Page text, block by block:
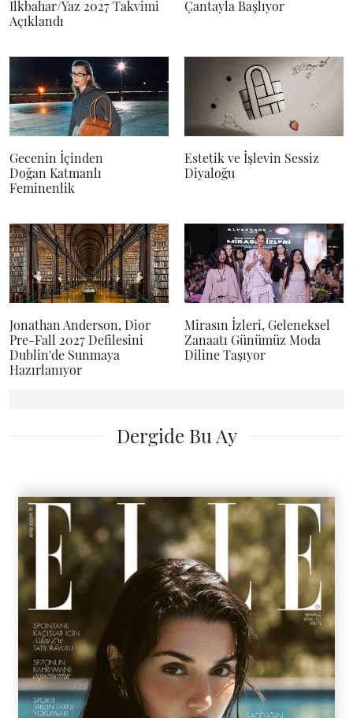
İlkbahar/Yaz 2027 Takvimi
Açıklandı
Çantayla Başlıyor
Gecenin İçinden
Doğan Katmanlı
Feminenlik
Estetik ve İşlevin Sessiz
Diyaloğu
Jonathan Anderson, Dior
Pre-Fall 2027 Defilesini
Dublin'de Sunmaya
Hazırlanıyor
Mirasın İzleri, Geleneksel
Zanaatı Günümüz Moda
Diline Taşıyor
Dergide Bu Ay